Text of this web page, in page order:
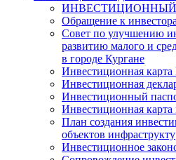
Обращение к
Совет по улучшению
развитию малого и
в городе Кургане
Инвестиционная карта
Инвестиционная
Инвестиционный
Инвестиционная карта
План создания
объектов
Инвестиционное